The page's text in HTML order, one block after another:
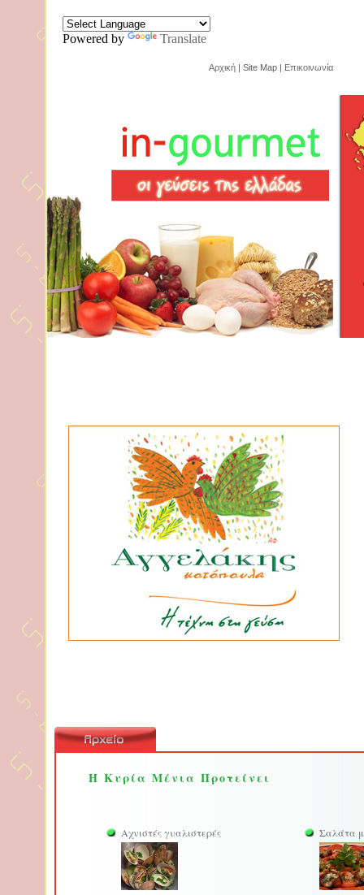
Powered by Translate
Αρχική | Site Map | Επικοινωνία
Η Κυρία Μένια Προτείνει
Αχνιστές γυαλιστερές Σαλάτα